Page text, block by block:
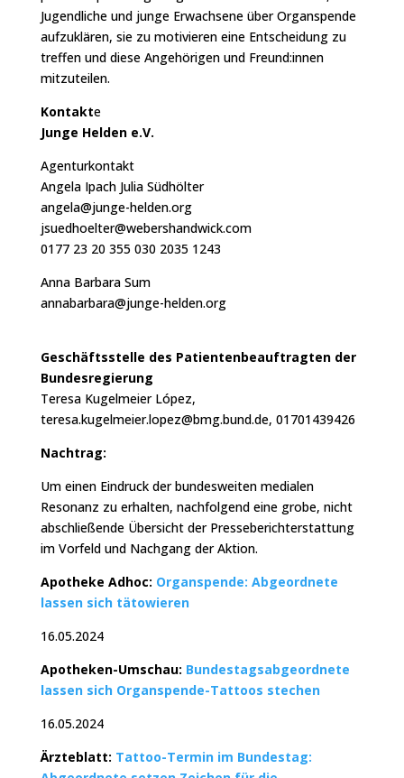
Jugendliche und junge Erwachsene über Organspende
aufzuklären, sie zu motivieren eine Entscheidung zu
treffen und diese Angehörigen und Freund:innen
mitzuteilen.
Kontakte
Junge Helden e.V.
Agenturkontakt
Angela Ipach Julia Südhölter
angela@junge-helden.org
jsuedhoelter@webershandwick.com
0177 23 20 355 030 2035 1243
Anna Barbara Sum
annabarbara@junge-helden.org
Geschäftsstelle des Patientenbeauftragten der
Bundesregierung
Teresa Kugelmeier López,
teresa.kugelmeier.lopez@bmg.bund.de, 01701439426
Nachtrag:
Um einen Eindruck der bundesweiten medialen
Resonanz zu erhalten, nachfolgend eine grobe, nicht
abschließende Übersicht der Presseberichterstattung
im Vorfeld und Nachgang der Aktion.
Apotheke Adhoc: Organspende: Abgeordnete
lassen sich tätowieren
16.05.2024
Apotheken-Umschau: Bundestagsabgeordnete
lassen sich Organspende-Tattoos stechen
16.05.2024
Ärzteblatt: Tattoo-Termin im Bundestag: